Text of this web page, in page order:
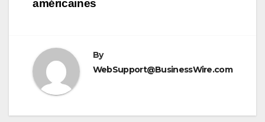
américaines
By
WebSupport@BusinessWire.com